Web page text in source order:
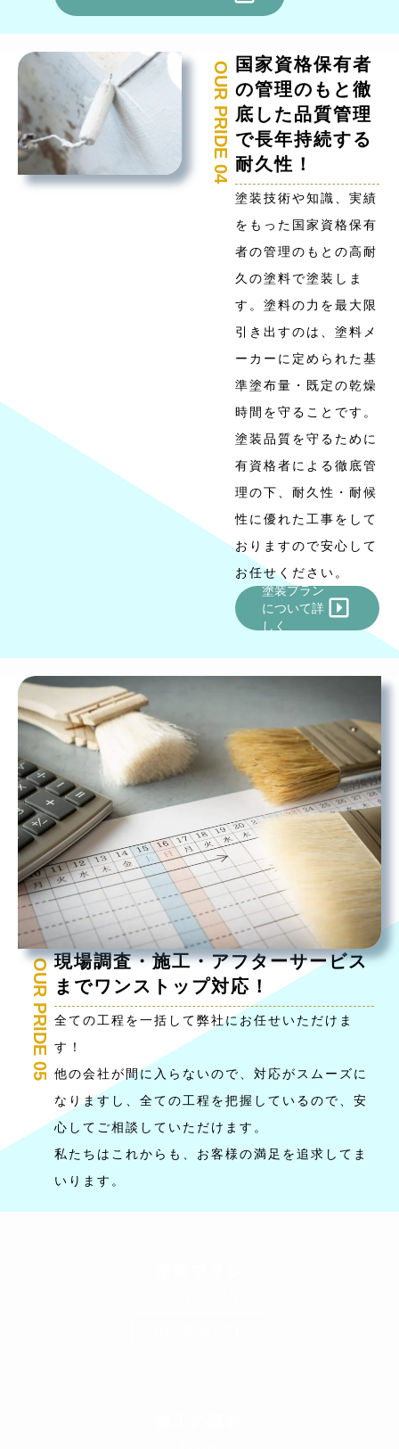
CHECK HERE
OUR PRIDE 04 国家資格保有者
の管理のもと徹
底した品質管理
で長年持続する
耐久性！
塗装技術や知識、実績
をもった国家資格保有
者の管理のもとの高耐
久の塗料で塗装しま
す。塗料の力を最大限
引き出すのは、塗料メ
ーカーに定められた基
準塗布量・既定の乾燥
時間を守ることです。
塗装品質を守るために
有資格者による徹底管
理の下、耐久性・耐候
性に優れた工事をして
おりますので安心して
お任せください。
塗装プラン
について詳
しく
HERE
OUR PRIDE 05 現場調査・施工・アフターサービス
までワンストップ対応！
全ての工程を一括して弊社にお任せいただけま
す！
他の会社が間に入らないので、対応がスムーズに
なりますし、全ての工程を把握しているので、安
心してご相談していただけます。
私たちはこれからも、お客様の満足を追求してま
いります。